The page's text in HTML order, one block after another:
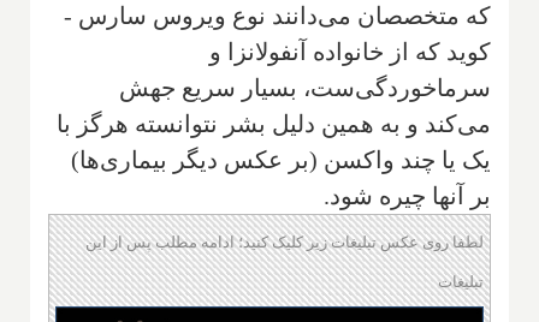
که متخصصان می‌دانند نوع ویروس سارس -
کوید که از خانواده آنفولانزا و
سرماخوردگی‌ست، بسیار سریع جهش
می‌کند و به همین دلیل بشر نتوانسته هرگز با
یک یا چند واکسن (بر عکس دیگر بیماری‌ها)
بر آنها چیره شود.
لطفا روی عکس تبلیغات زیر کلیک کنید؛ ادامه مطلب پس از این
تبلیغات